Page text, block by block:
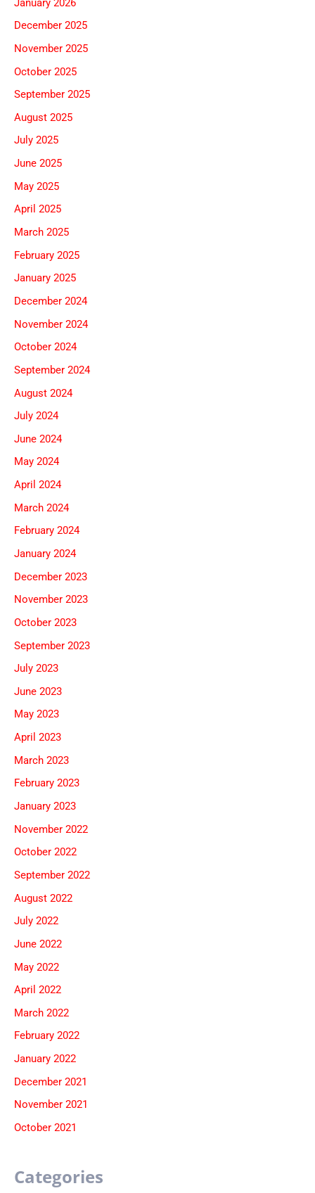
January 2026
December 2025
November 2025
October 2025
September 2025
August 2025
July 2025
June 2025
May 2025
April 2025
March 2025
February 2025
January 2025
December 2024
November 2024
October 2024
September 2024
August 2024
July 2024
June 2024
May 2024
April 2024
March 2024
February 2024
January 2024
December 2023
November 2023
October 2023
September 2023
July 2023
June 2023
May 2023
April 2023
March 2023
February 2023
January 2023
November 2022
October 2022
September 2022
August 2022
July 2022
June 2022
May 2022
April 2022
March 2022
February 2022
January 2022
December 2021
November 2021
October 2021
Categories